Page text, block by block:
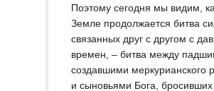
Поэтому сегодня мы видим,
Земле продолжается битва
связанных друг с другом с
времен, – битва между
создавшими меркурианского
и сыновьями Бога,